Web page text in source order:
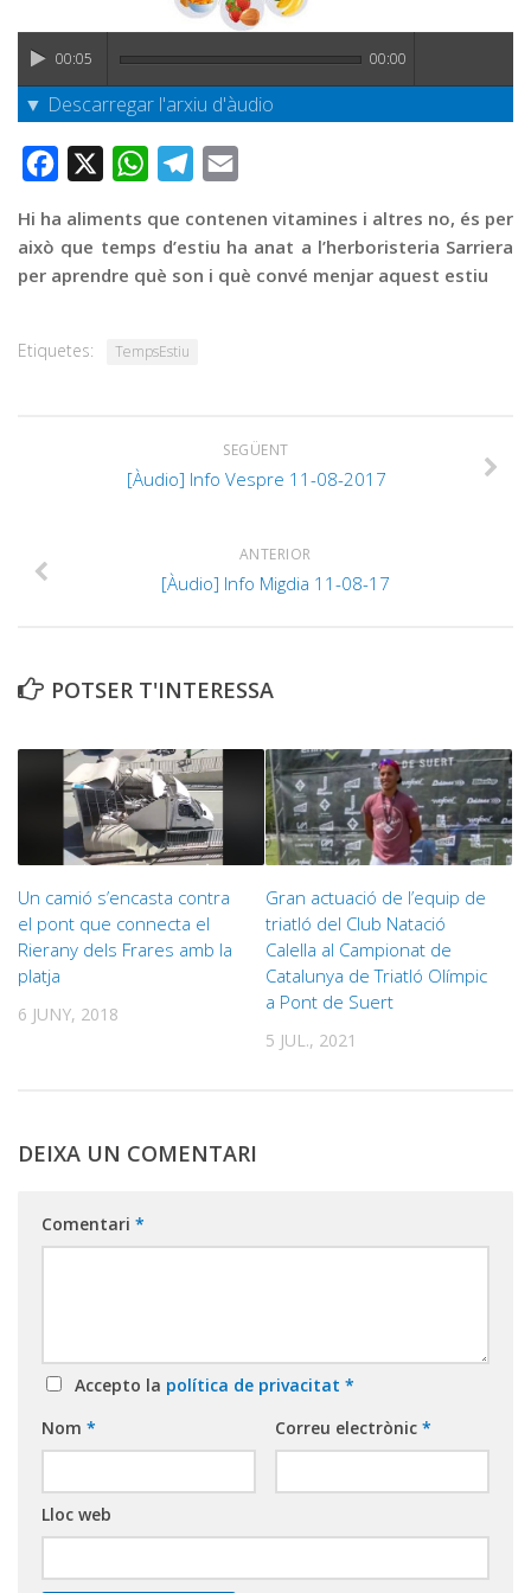
Publicitat
Contacte
00:05 00:00
▼ Descarregar l'arxiu d'àudio
Facebook WhatsAppTelegram
Hi ha aliments que contenen vitamines i altres no, és per
això que temps d’estiu ha anat a l’herboristeria Sarriera
per aprendre què son i què convé menjar aquest estiu
Etiquetes: TempsEstiu
SEGÜENT
[Àudio] Info Vespre 11-08-2017
ANTERIOR
[Àudio] Info Migdia 11-08-17
POTSER T'INTERESSA
Un camió s’encasta contra
el pont que connecta el
Rierany dels Frares amb la
platja
6 JUNY, 2018
Gran actuació de l’equip de
triatló del Club Natació
Calella al Campionat de
Catalunya de Triatló Olímpic
a Pont de Suert
5 JUL., 2021
DEIXA UN COMENTARI
Comentari *
Accepto la política de privacitat *
Nom * Correu electrònic *
Lloc web